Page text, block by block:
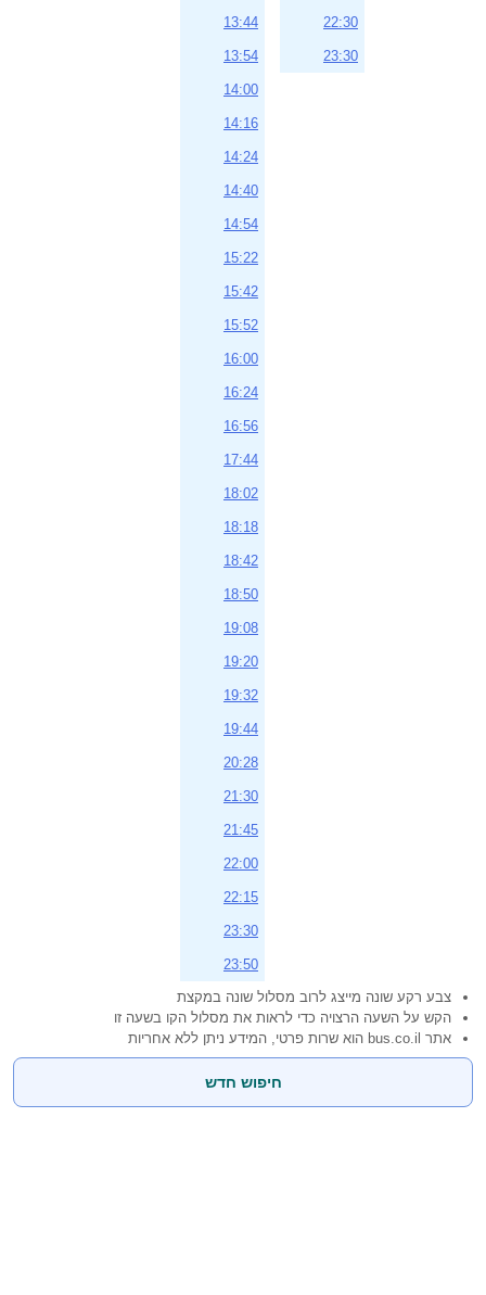
22:30
23:30
13:44
13:54
14:00
14:16
14:24
14:40
14:54
15:22
15:42
15:52
16:00
16:24
16:56
17:44
18:02
18:18
18:42
18:50
19:08
19:20
19:32
19:44
20:28
21:30
21:45
22:00
22:15
23:30
23:50
צבע רקע שונה מייצג לרוב מסלול שונה במקצת
הקש על השעה הרצויה כדי לראות את מסלול הקו בשעה זו
אתר bus.co.il הוא שרות פרטי, המידע ניתן ללא אחריות
חיפוש חדש